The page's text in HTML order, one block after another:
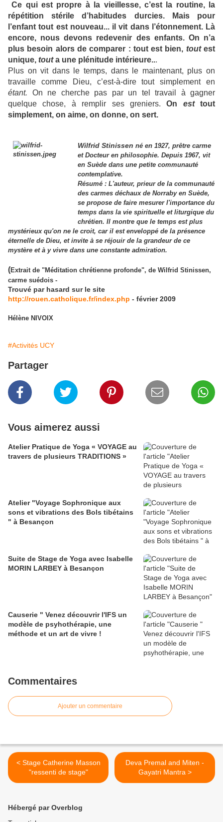
Ce qui est propre à la vieillesse, c’est la routine, la
répétition stérile d’habitudes durcies. Mais pour
l’enfant tout est nouveau... il vit dans l’étonnement. Là
encore, nous devons redevenir des enfants. On n’a
plus besoin alors de comparer : tout est bien, toutest
unique, touta une plénitude intérieure...
Plus on vit dans le temps, dans le maintenant, plus on
travaille comme Dieu, c’est-à-dire tout simplement en
étant. On ne cherche pas par un tel travail à gagner
quelque chose, à remplir ses greniers.On esttout
simplement, on aime, on donne, on sert.
Wilfrid Stinissen né en 1927, prêtre carme
et Docteur en philosophie. Depuis 1967, vit
en Suède dans une petite communauté
contemplative.
Résumé : L'auteur, prieur de la communauté
des carmes déchaux de Norraby en Suède,
se propose de faire mesurer l'importance du
temps dans la vie spirituelle et liturgique du
chrétien. Il montre que le temps est plus
mystérieux qu'on ne le croit, car il est enveloppé de la présence
éternelle de Dieu, et invite à se réjouir de la grandeur de ce
mystère et à y vivre dans une constante admiration.
(Extrait de "Méditation chrétienne profonde", de Wilfrid Stinissen,
carme suédois -
Trouvé par hasard sur le site
http://rouen.catholique.fr/index.php - février 2009
Hélène NIVOIX
#Activités UCY
Partager
Vous aimerez aussi
Atelier Pratique de Yoga « VOYAGE au
travers de plusieurs TRADITIONS »
Atelier "Voyage Sophronique aux
sons et vibrations des Bols tibétains
" à Besançon
Suite de Stage de Yoga avec Isabelle
MORIN LARBEY à Besançon
Causerie " Venez découvrir l'IFS un
modèle de psyhothérapie, une
méthode et un art de vivre !
Commentaires
Ajouter un commentaire
< Stage Catherine Masson
"ressenti de stage"
Deva Premal and Miten -
Gayatri Mantra >
Hébergé par Overblog